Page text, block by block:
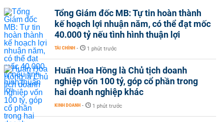
Tổng Giám đốc MB: Tự tin hoàn thành
kế hoạch lợi nhuận năm, có thể đạt mốc
40.000 tỷ nếu tình hình thuận lợi
TÀI CHÍNH - 1 phút trước
Huấn Hoa Hồng là Chủ tịch doanh
nghiệp vốn 100 tỷ, góp cổ phần trong
hai doanh nghiệp khác
KINH DOANH - 1 phút trước